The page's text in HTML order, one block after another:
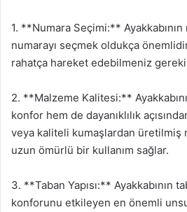
1. **Numara Seçimi:**
numarayı seçmek oldukça
rahatça hareket edebilmeniz
2. **Malzeme Kalitesi:**
konfor hem de dayanıklılık
veya kaliteli kumaşlardan üretilmiş
uzun ömürlü bir kullanım sağlar.
3. **Taban Yapısı:** Ayakkabının
konforunu etkileyen en önemli